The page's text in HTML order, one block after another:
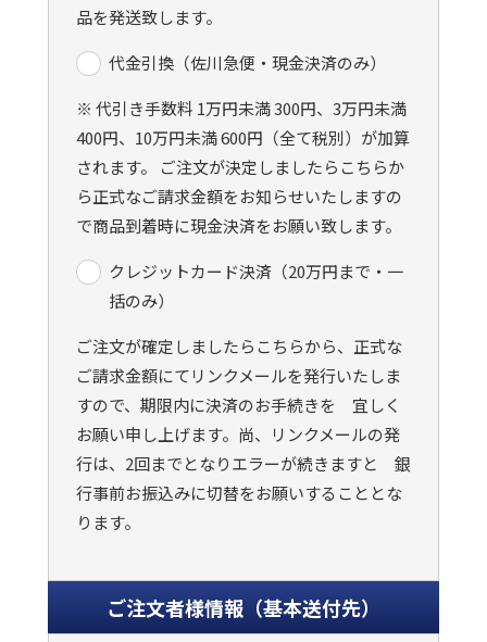
品を発送致します。
代金引換（佐川急便・現金決済のみ）
※ 代引き手数料 1万円未満 300円、3万円未満
400円、10万円未満 600円（全て税別）が加算
されます。 ご注文が決定しましたらこちらか
ら正式なご請求金額をお知らせいたしますの
で商品到着時に現金決済をお願い致します。
クレジットカード決済（20万円まで・一
括のみ）
ご注文が確定しましたらこちらから、正式な
ご請求金額にてリンクメールを発行いたしま
すので、期限内に決済のお手続きを 宜しく
お願い申し上げます。尚、リンクメールの発
行は、2回までとなりエラーが続きますと 銀
行事前お振込みに切替をお願いすることとな
ります。
ご注文者様情報（基本送付先）